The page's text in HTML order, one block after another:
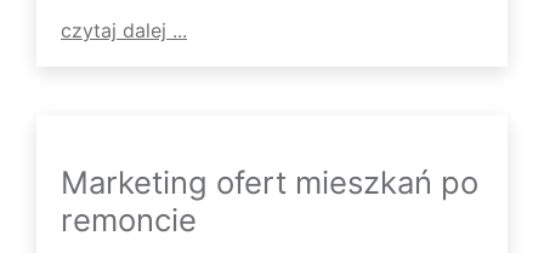
czytaj dalej ...
Marketing ofert mieszkań po
remoncie